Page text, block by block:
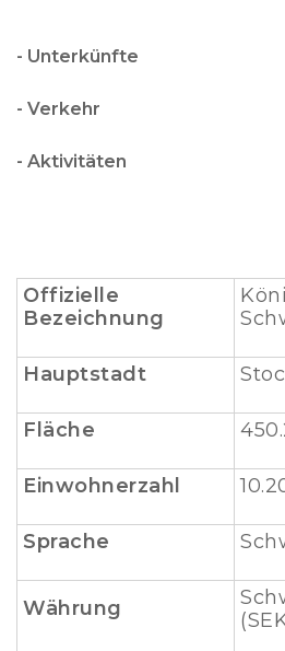
- Unterkünfte
- Verkehr
- Aktivitäten
Offizielle
Bezeichnung
Hauptstadt
Fläche
Einwohnerzahl
Sprache
Währung